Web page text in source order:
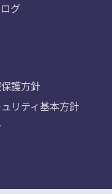
護方針
リティ基本方針
グ